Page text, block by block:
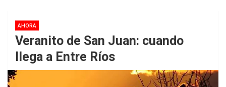
AHORA
Veranito de San Juan: cuando
llega a Entre Ríos